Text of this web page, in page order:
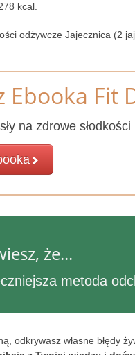
kcal.
odżywcze Jajecznica (2
Ebooka Fit
na zdrowe słodkości
że...
metoda
odkrywasz własne błędy